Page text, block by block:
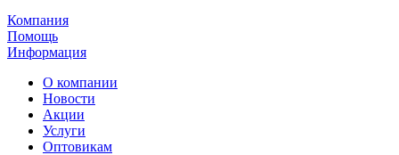
Компания
Помощь
Информация
О компании
Новости
Акции
Услуги
Оптовикам